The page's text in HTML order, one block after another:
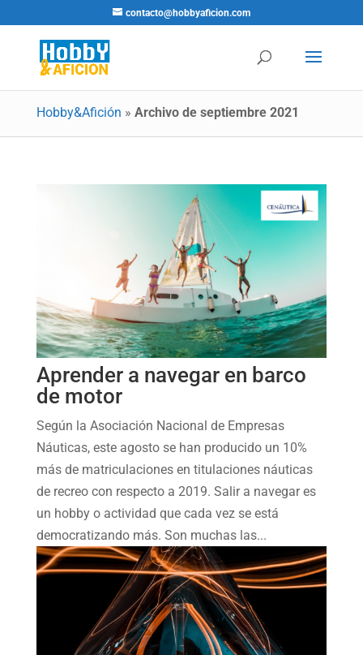
contacto@hobbyaficion.com
Hobby&Afición » Archivo de septiembre 2021
Aprender a navegar en barco
de motor
Según la Asociación Nacional de Empresas
Náuticas, este agosto se han producido un 10%
más de matriculaciones en titulaciones náuticas
de recreo con respecto a 2019. Salir a navegar es
un hobby o actividad que cada vez se está
democratizando más. Son muchas las...